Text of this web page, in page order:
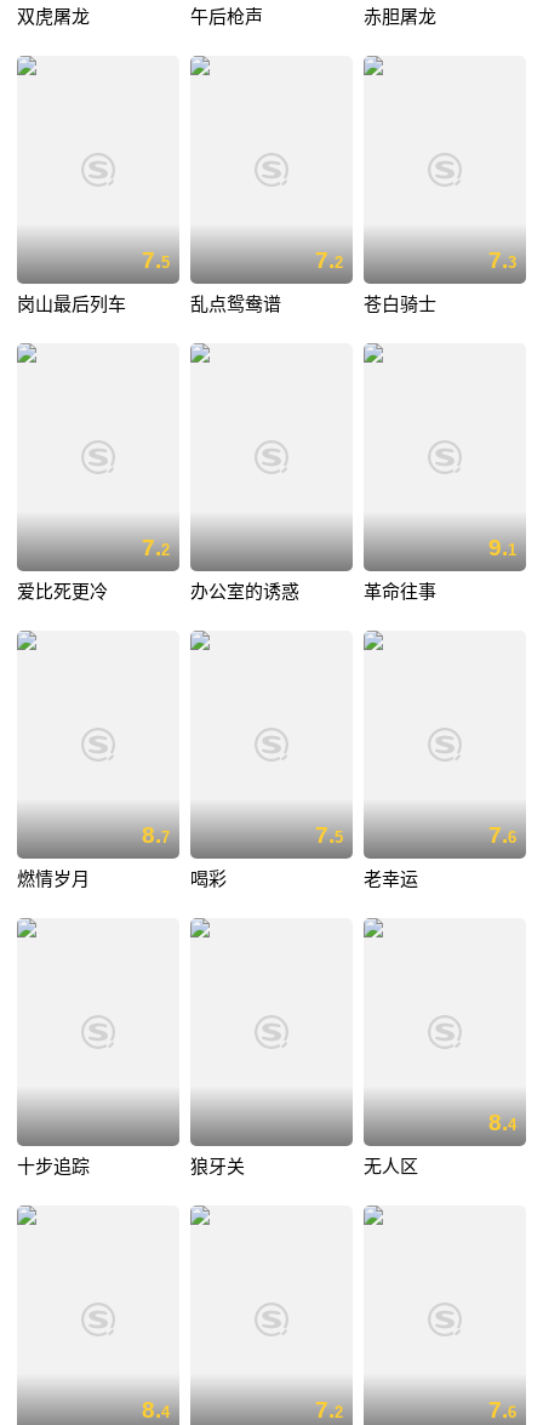
双虎屠龙 午后枪声 赤胆屠龙
7.5
岗山最后列车
7.2
乱点鸳鸯谱
7.3
苍白骑士
7.2
爱比死更冷 办公室的诱惑
9.1
革命往事
8.7
燃情岁月
7.5
喝彩
7.6
老幸运
十步追踪 狼牙关
8.4
无人区
8.4 7.2 7.6